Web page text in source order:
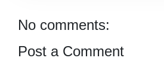
No comments:
Post a Comment